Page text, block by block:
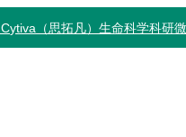
Cytiva（思拓凡）生命科学科研